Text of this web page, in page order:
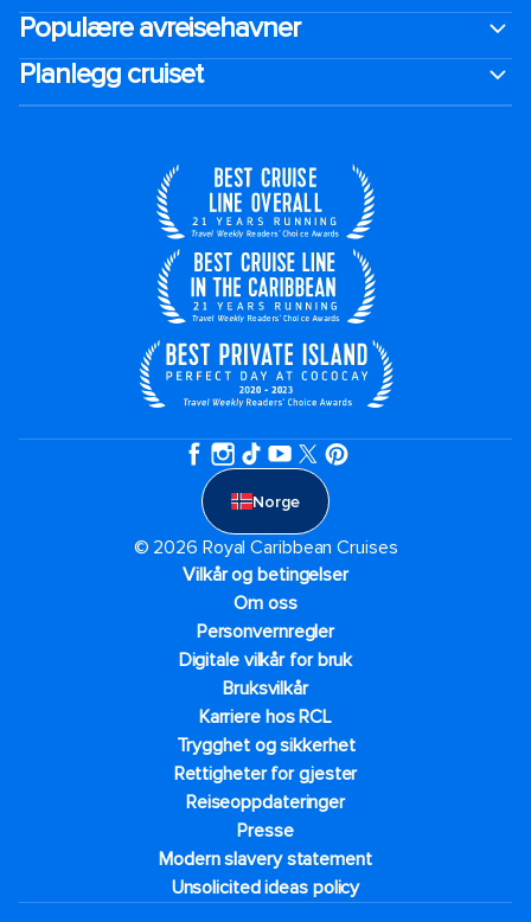
Populære avreisehavner
Planlegg cruiset
Norge
© 2026 Royal Caribbean Cruises
Vilkår og betingelser
Om oss
Personvernregler
Digitale vilkår for bruk
Bruksvilkår
Karriere hos RCL
Trygghet og sikkerhet​
Rettigheter for gjester
Reiseoppdateringer
Presse
Modern slavery statement
Unsolicited ideas policy